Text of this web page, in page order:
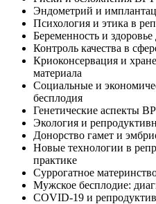
Эндометрий и
Психология и этика в
Беременность и
Контроль качества в
Криоконсервация и
материала
Социальные и
бесплодия
Генетические аспекты
Экология и
Донорство гамет и
Новые технологии в
практике
Суррогатное
Мужское бесплодие:
COVID-19 и